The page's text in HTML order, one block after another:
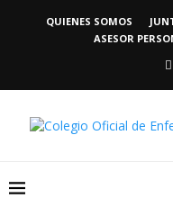
QUIENES SOMOS
ASESOR